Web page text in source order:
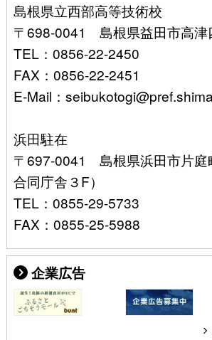
島根県立西部高等技術校
〒698-0041 島根県益田市高津
TEL：0856-22-2450
FAX：0856-22-2451
E-Mail：
浜田駐在
〒697-0041 島根県浜田市片庭
合同庁舎３F）
TEL：0855-29-5733
FAX：0855-25-5988
企業広告